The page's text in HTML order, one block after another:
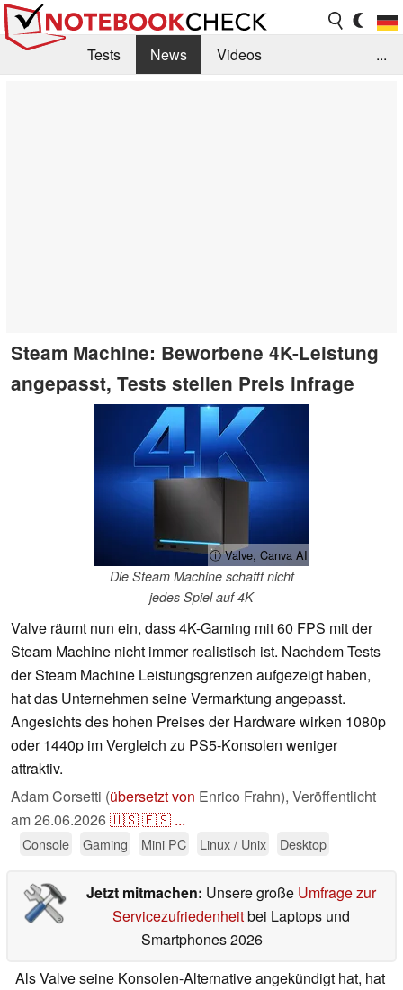
Tests News
Videos
...
Steam Machine: Beworbene 4K-Leistung
angepasst, Tests stellen Preis infrage
ⓘ Valve, Canva AI
Die Steam Machine schafft nicht
jedes Spiel auf 4K
Valve räumt nun ein, dass 4K-Gaming mit 60 FPS mit der
Steam Machine nicht immer realistisch ist. Nachdem Tests
der Steam Machine Leistungsgrenzen aufgezeigt haben,
hat das Unternehmen seine Vermarktung angepasst.
Angesichts des hohen Preises der Hardware wirken 1080p
oder 1440p im Vergleich zu PS5-Konsolen weniger
attraktiv.
Adam Corsetti (übersetzt von Enrico Frahn), Veröffentlicht
am26.06.2026🇺🇸🇪🇸 ...
Console Gaming Mini PC Linux / Unix Desktop
Jetzt mitmachen: Unsere große Umfrage zur
Servicezufriedenheitbei Laptops und
Smartphones 2026
Als Valve seine Konsolen-Alternative angekündigt hat, hat